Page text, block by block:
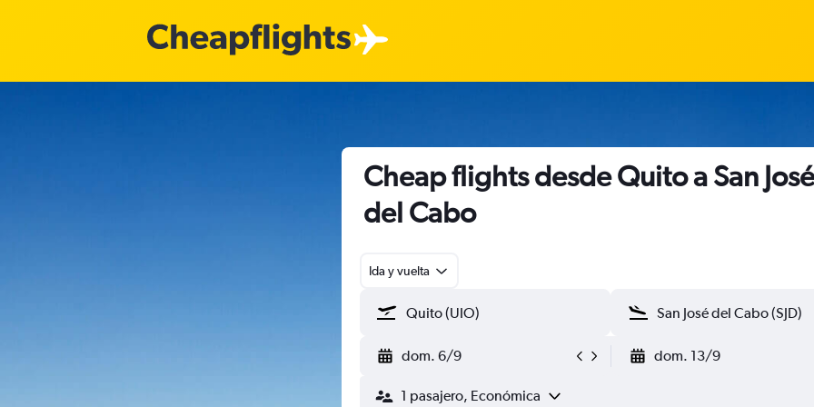
Cheap flights desde Quito a San José
del Cabo
Ida y vuelta
dom. 6/9 dom. 13/9
1 pasajero, Económica